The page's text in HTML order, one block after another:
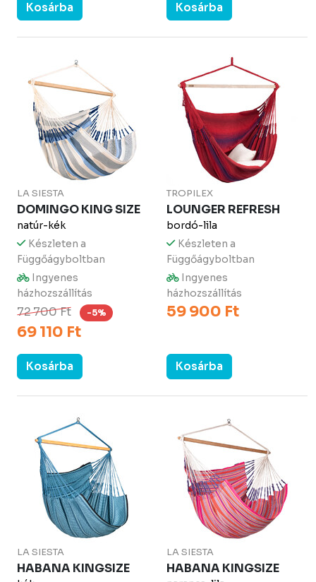
Kosárba Kosárba
LA SIESTA
DOMINGO KING SIZE
natúr-kék
Készleten a
Függőágyboltban
Ingyenes
házhozszállítás
72 700 Ft -5%
69 110 Ft
Kosárba
TROPILEX
LOUNGER REFRESH
bordó-lila
Készleten a
Függőágyboltban
Ingyenes
házhozszállítás
59 900 Ft
Kosárba
LA SIESTA
HABANA KINGSIZE
LA SIESTA
HABANA KINGSIZE